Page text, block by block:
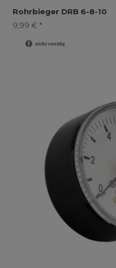
Rohrbieger DRB 6-8-10
9,99 € *